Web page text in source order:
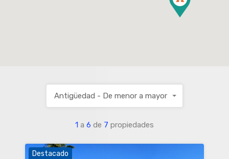
1 a 6 de 7 propiedades
Antigüedad - De menor a mayor
Destacado